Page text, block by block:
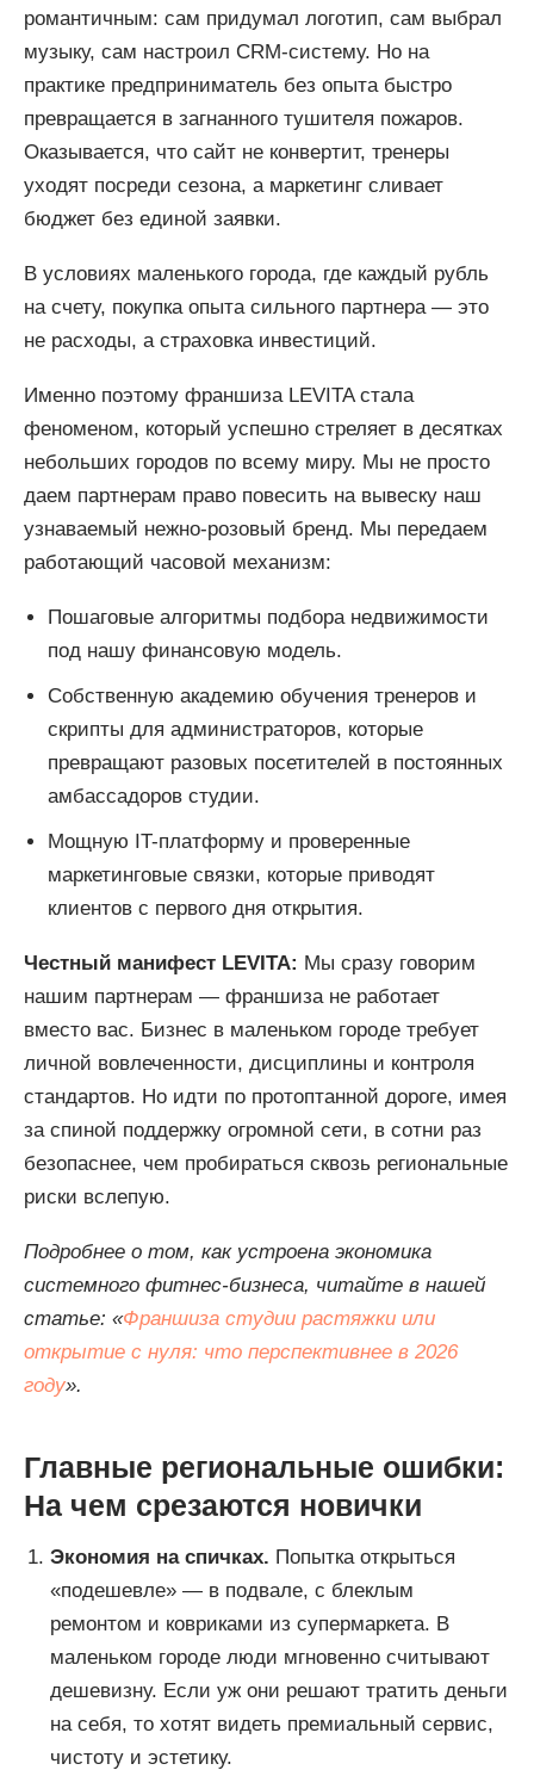
романтичным: сам придумал логотип, сам выбрал
музыку, сам настроил CRM-систему. Но на
практике предприниматель без опыта быстро
превращается в загнанного тушителя пожаров.
Оказывается, что сайт не конвертит, тренеры
уходят посреди сезона, а маркетинг сливает
бюджет без единой заявки.
В условиях маленького города, где каждый рубль
на счету, покупка опыта сильного партнера — это
не расходы, а страховка инвестиций.
Именно поэтому франшиза LEVITA стала
феноменом, который успешно стреляет в десятках
небольших городов по всему миру. Мы не просто
даем партнерам право повесить на вывеску наш
узнаваемый нежно-розовый бренд. Мы передаем
работающий часовой механизм:
Пошаговые алгоритмы подбора недвижимости
под нашу финансовую модель.
Собственную академию обучения тренеров и
скрипты для администраторов, которые
превращают разовых посетителей в постоянных
амбассадоров студии.
Мощную IT-платформу и проверенные
маркетинговые связки, которые приводят
клиентов с первого дня открытия.
Честный манифест LEVITA: Мы сразу говорим
нашим партнерам — франшиза не работает
вместо вас. Бизнес в маленьком городе требует
личной вовлеченности, дисциплины и контроля
стандартов. Но идти по протоптанной дороге, имея
за спиной поддержку огромной сети, в сотни раз
безопаснее, чем пробираться сквозь региональные
риски вслепую.
Подробнее о том, как устроена экономика
системного фитнес-бизнеса, читайте в нашей
статье: «Франшиза студии растяжки или
открытие с нуля: что перспективнее в 2026
году».
Главные региональные ошибки:
На чем срезаются новички
Экономия на спичках. Попытка открыться
«подешевле» — в подвале, с блеклым
ремонтом и ковриками из супермаркета. В
маленьком городе люди мгновенно считывают
дешевизну. Если уж они решают тратить деньги
на себя, то хотят видеть премиальный сервис,
чистоту и эстетику.